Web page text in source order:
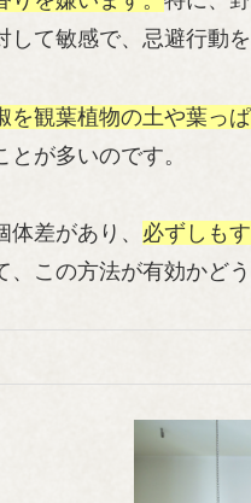
して敏感で、忌避行動
を観葉植物の土や葉っ
が多いのです。
差があり、 必ずしも
、この方法が有効かど